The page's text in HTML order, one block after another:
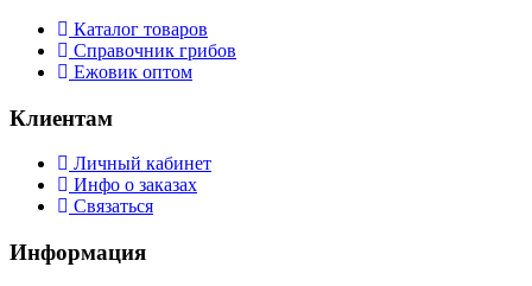
Каталог товаров
Справочник грибов
Ежовик оптом
Клиентам
Личный кабинет
Инфо о заказах
Связаться
Информация